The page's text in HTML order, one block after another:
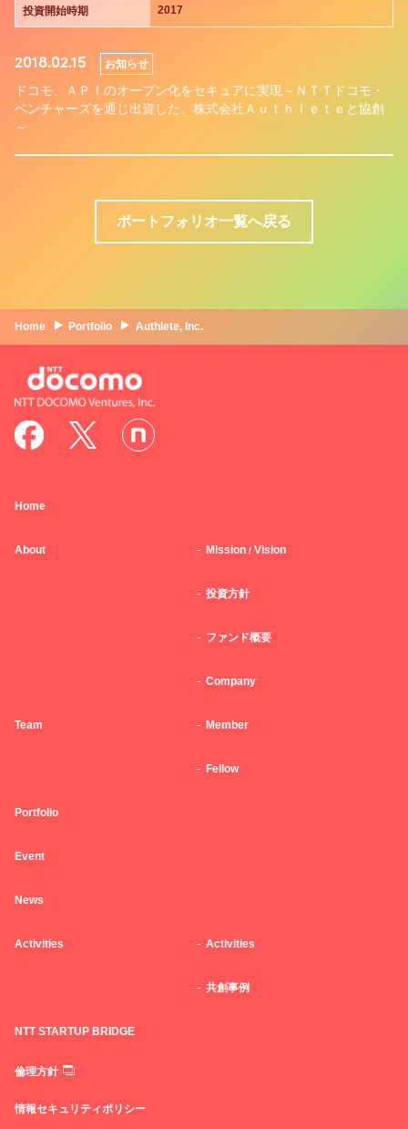
投資開始時期 2017
2018.02.15 お知らせ
ドコモ、ＡＰＩのオープン化をセキュアに実現～ＮＴＴドコモ・
ベンチャーズを通じ出資した、株式会社Ａｕｔｈｌｅｔｅと協創
～
ポートフォリオ一覧へ戻る
Home Portfolio Authlete, Inc.
Home
About Mission / Vision
投資方針
ファンド概要
Company
Team Member
Fellow
Portfolio
Event
News
Activities Activities
共創事例
NTT STARTUP BRIDGE
倫理方針
情報セキュリティポリシー